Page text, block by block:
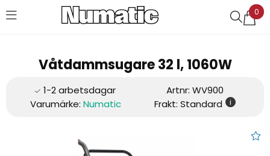
0
Favoriter (0)
Våtdammsugare 32 l, 1060W
Artnr: WV900
Varumärke: Numatic Frakt: Standard i
Våt- & torrdammsugare 32/